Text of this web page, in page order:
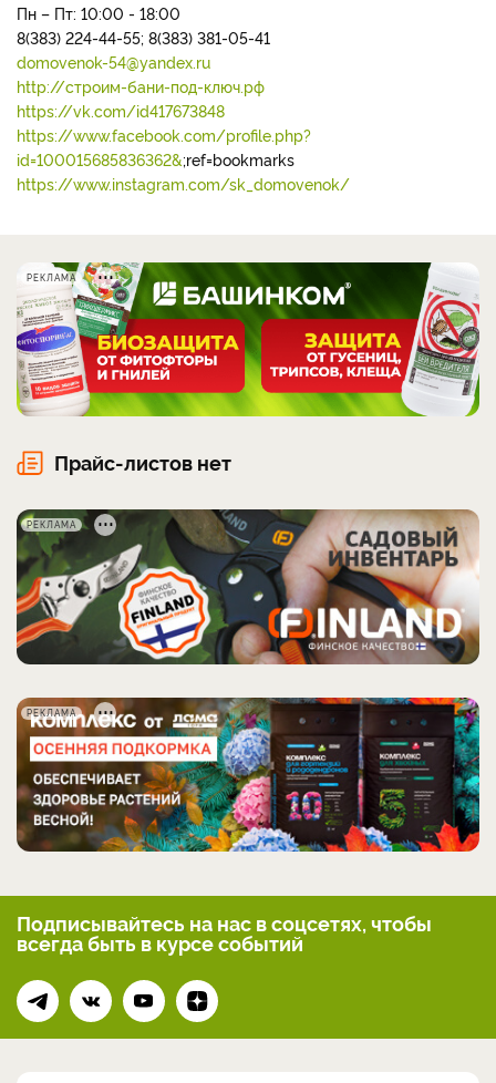
Пн – Пт: 10:00 - 18:00
8(383) 224-44-55; 8(383) 381-05-41
domovenok-54@yandex.ru
http://строим-бани-под-ключ.рф
https://vk.com/id417673848
https://www.facebook.com/profile.php?
id=100015685836362&;ref=bookmarks
https://www.instagram.com/sk_domovenok/
РЕКЛАМА
Прайс-листов нет
РЕКЛАМА
РЕКЛАМА
Подписывайтесь на нас в соцсетях, чтобы
всегдабыть в курсе событий